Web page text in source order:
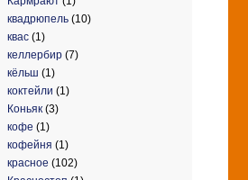
квадрюпель (10)
квас (1)
келлербир (7)
кёльш (1)
коктейли (1)
Коньяк (3)
кофе (1)
кофейня (1)
красное (102)